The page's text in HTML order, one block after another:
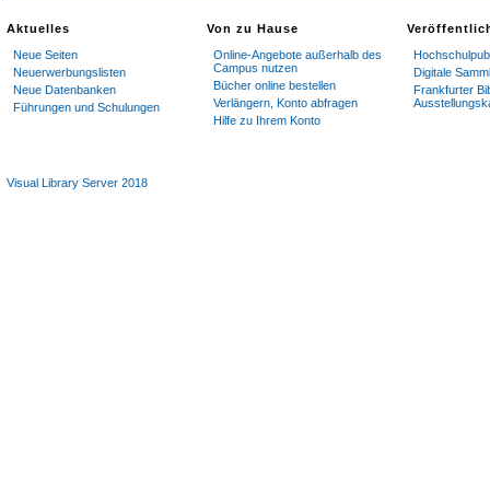
Aktuelles
Neue Seiten
Neuerwerbungslisten
Neue Datenbanken
Führungen und Schulungen
Von zu Hause
Online-Angebote außerhalb des
Campus nutzen
Bücher online bestellen
Verlängern, Konto abfragen
Hilfe zu Ihrem Konto
Digitale
Frankfurter
Visual Library Server 2018